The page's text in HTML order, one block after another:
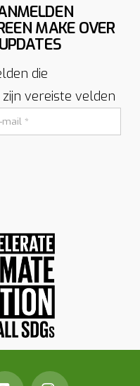
MAKE OVER
die
vereiste velden